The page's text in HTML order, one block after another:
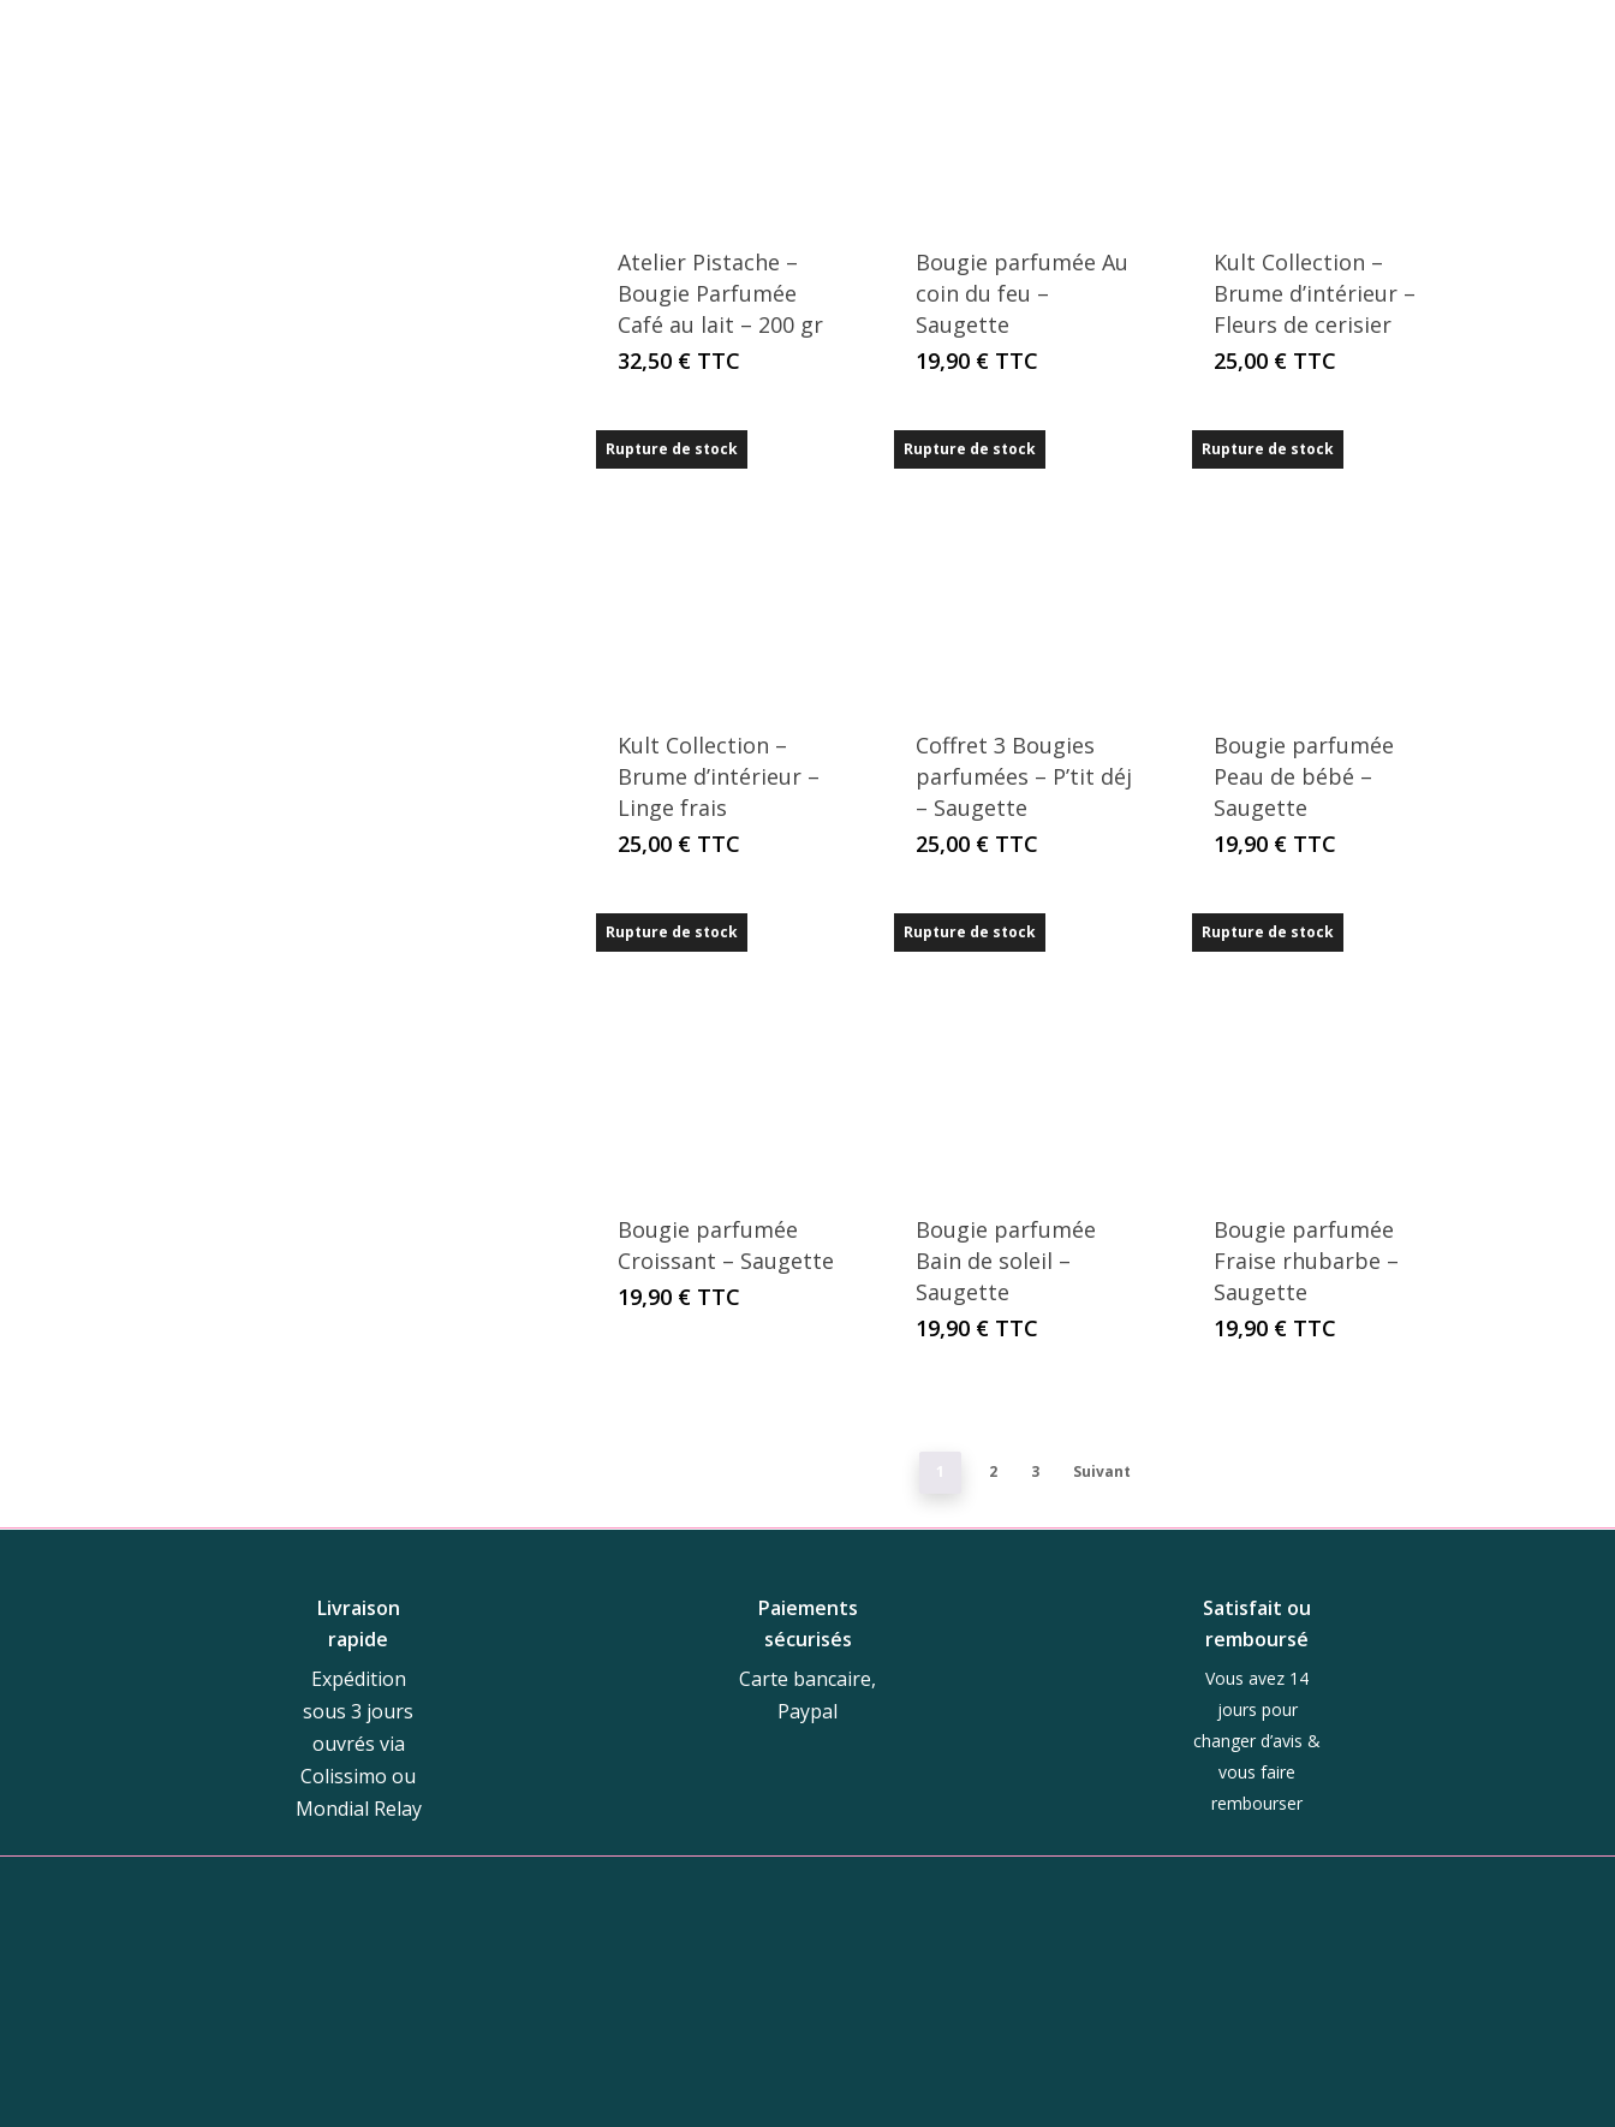
Atelier Pistache –
Bougie Parfumée
Café au lait – 200 gr
32,50 € TTC
Bougie parfumée Au
coin du feu –
Saugette
19,90 € TTC
Kult Collection –
Brume d’intérieur –
Fleurs de cerisier
25,00 € TTC
Rupture de stock
Kult Collection –
Brume d’intérieur –
Linge frais
25,00 € TTC
Rupture de stock
Coffret 3 Bougies
parfumées – P’tit déj
– Saugette
25,00 € TTC
Rupture de stock
Bougie parfumée
Peau de bébé –
Saugette
19,90 € TTC
Rupture de stock
Bougie parfumée
Croissant – Saugette
19,90 € TTC
Rupture de stock
Bougie parfumée
Bain de soleil –
Saugette
19,90 € TTC
Rupture de stock
Bougie parfumée
Fraise rhubarbe –
Saugette
19,90 € TTC
1 2 3 Suivant
Livraison
rapide
Expédition
sous 3 jours
ouvrés via
Colissimo ou
Mondial Relay
Paiements
sécurisés
Carte bancaire,
Paypal
Satisfait ou
remboursé
Vous avez 14
jours pour
changer d’avis &
vous faire
rembourser